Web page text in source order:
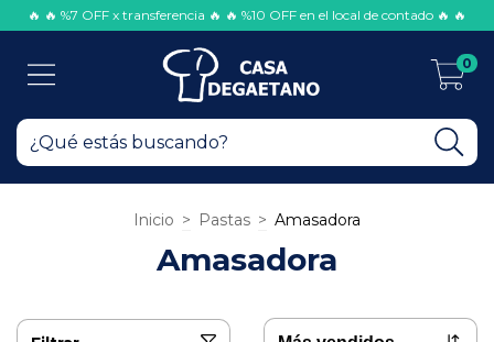
🔥 🔥 %7 OFF x transferencia 🔥 🔥 %10 OFF en el local de contado 🔥 🔥
0
Inicio > Pastas > Amasadora
Amasadora